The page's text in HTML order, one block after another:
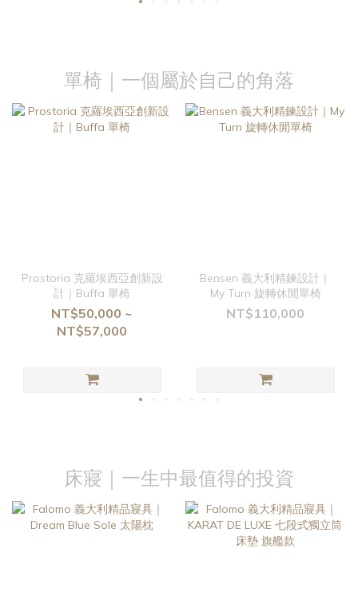
單椅｜一個屬於自己的角落
Prostoria 克羅埃西亞創新設
計｜Buffa 單椅
NT$50,000 ~
NT$57,000
Bensen 義大利精鍊設計｜
My Turn 旋轉休閒單椅
NT$110,000
床寢｜一生中最值得的投資